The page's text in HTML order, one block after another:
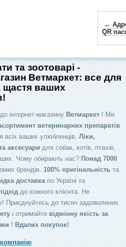
←
QR
та зоотоварі -
Ветмаркет: все для
щастя ваших
інтернет-магазину Ветмаркет ! Ми
ветеринарних препаратів
всіх ваших улюбленців.Ліки,
аксесуаридля собак, котів, птахів,
Чому обирають нас? Понад 7000
брендів.100% оригінальність та
доставкапо Україні та
до кожного клієнта. Не
Приєднуйтесь до тисяч задоволених
і отримайте відмінну якість за
! Вдалих покупок!